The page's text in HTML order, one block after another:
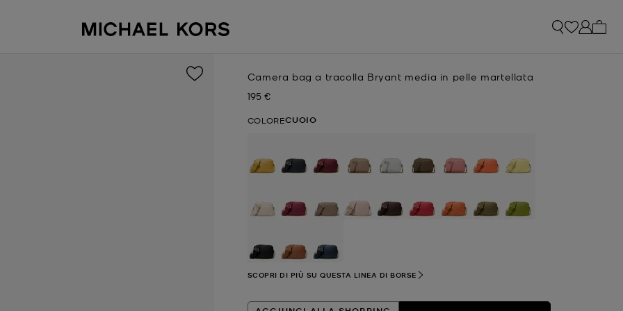
Camera bag a tracolla Bryant media in pelle martellata
Prezzo attuale
195 €
COLORECUOIO
selezionato
SCOPRI DI PIÙ SU QUESTA LINEA DI BORSE